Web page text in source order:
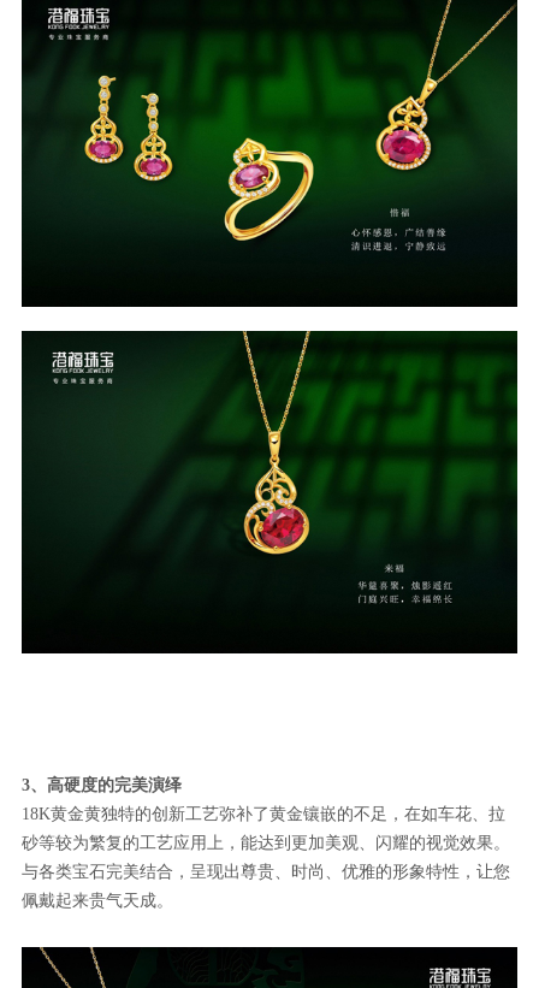
3、高硬度的完美演绎
18K黄金黄独特的创新工艺弥补了黄金镶嵌的不足，在如车花、拉
砂等较为繁复的工艺应用上，能达到更加美观、闪耀的视觉效果。
与各类宝石完美结合，呈现出尊贵、时尚、优雅的形象特性，让您
佩戴起来贵气天成。